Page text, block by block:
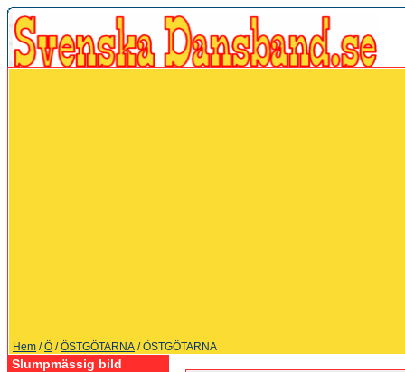
Hem /Ö /ÖSTGÖTARNA / ÖSTGÖTARNA
Slumpmässig bild